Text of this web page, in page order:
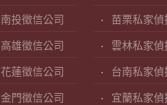
南投徵信公司
高雄徵信公司
花蓮徵信公司
金門徵信公司
苗栗私家偵
雲林私家偵
台南私家偵
宜蘭私家偵